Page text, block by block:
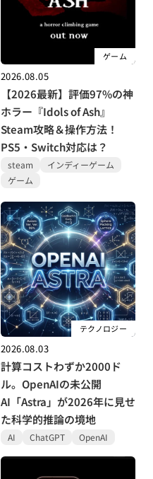
ゲーム
2026.08.05
【2026最新】評価97%の神
ホラー『Idols of Ash』
Steam攻略＆操作方法！
PS5・Switch対応は？
steam
インディーゲーム
ゲーム
テクノロジー
2026.08.03
計算コストわずか2000ド
ル。OpenAIの未公開
AI「Astra」が2026年に見せ
た科学的推論の境地
AI ChatGPT OpenAI